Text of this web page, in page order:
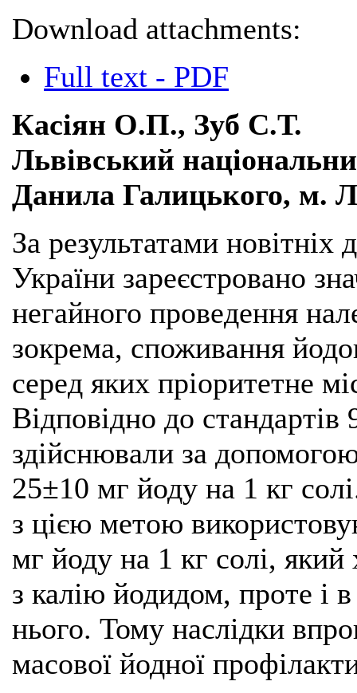
Download attachments:
Full text - PDF
Касіян О.П., Зуб С.Т.
Львівський
Данила Галицького, м.
За результатами
України зареєстровано
негайного проведення
зокрема, споживання
серед яких пріоритетне
Відповідно до
здійснювали за
25±10 мг йоду на 1 кг
з цією метою
мг йоду на 1 кг солі, який
з калію йодидом, проте і
нього. Тому наслідки
масової йодної